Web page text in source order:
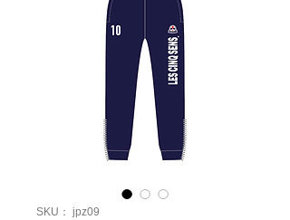
SKU： jpz09